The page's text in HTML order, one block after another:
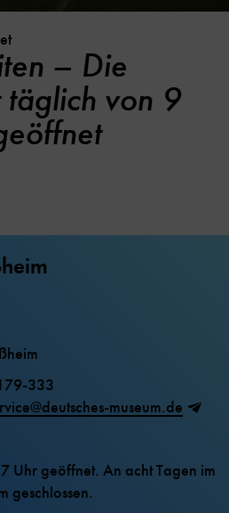
– Die
täglich von 9
333
museum.de
Uhr geöffnet. An acht Tagen im
geschlossen.